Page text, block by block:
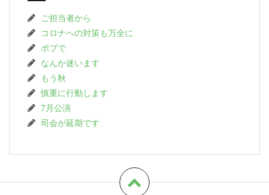
ご担当者から
コロナへの対策も万全に
ボブで
なんか迷います
もう秋
慎重に行動します
7月公演
司会が延期です